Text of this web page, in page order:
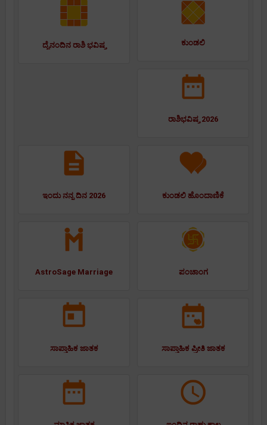
ದೈನಂದಿನ ರಾಶಿ ಭವಿಷ್ಯ ಕುಂಡಲಿ
ರಾಶಿಭವಿಷ್ಯ 2026
ಇಂದು ನನ್ನ ದಿನ 2026 ಕುಂಡಲಿ ಹೊಂದಾಣಿಕೆ
AstroSage Marriage ಪಂಚಾಂಗ
ಸಾಪ್ತಾಹಿಕ ಜಾತಕ ಸಾಪ್ತಾಹಿಕ ಪ್ರೀತಿ ಜಾತಕ